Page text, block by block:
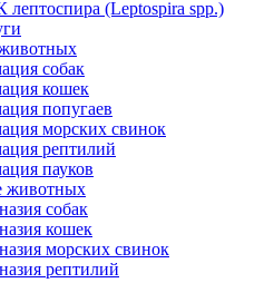
(Leptospira spp.)
собак
кошек
попугаев
морских свинок
рептилий
пауков
животных
собак
кошек
морских свинок
рептилий